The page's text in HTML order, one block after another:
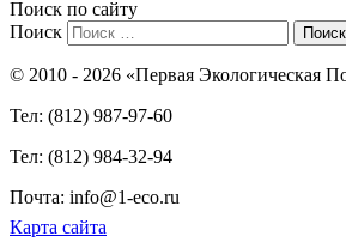
Поиск по сайту
Поиск
© 2010 - 2026 «Первая Экологическая
Тел: (812) 987-97-60
Тел: (812) 984-32-94
Почта: info@1-eco.ru
Карта сайта